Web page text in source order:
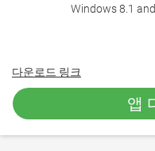
Windows 8.1
다운로드 링크
앱